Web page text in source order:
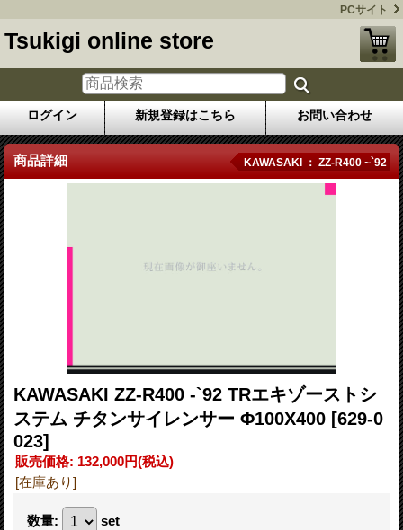
PCサイト
Tsukigi online store
ログイン 新規登録はこちら お問い合わせ
商品詳細 KAWASAKI ： ZZ-R400 ~`92
KAWASAKI ZZ-R400 -`92 TRエキゾーストシ
ステム チタンサイレンサー Φ100X400 [629-0
023]
販売価格: 132,000円(税込)
[在庫あり]
数量: set